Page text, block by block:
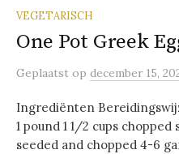
VEGETARISCH
One Pot Greek
Geplaatst op december 15,
Ingrediënten
1 pound 1 1/2 cups
seeded and chopped 4-6